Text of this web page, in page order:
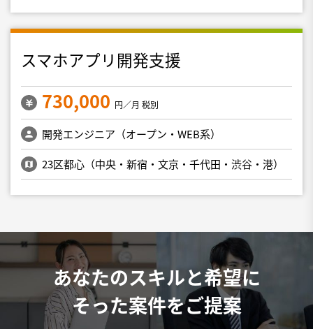
スマホアプリ開発支援
730,000 円／月 税別
開発エンジニア（オープン・WEB系）
23区都心（中央・新宿・文京・千代田・渋谷・港）
あなたのスキルと希望に
そった案件をご提案